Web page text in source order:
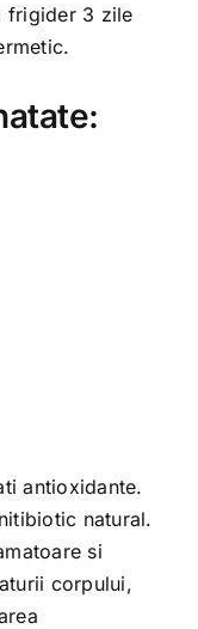
frigider 3 zile
antioxidante.
natural.
si
corpului,